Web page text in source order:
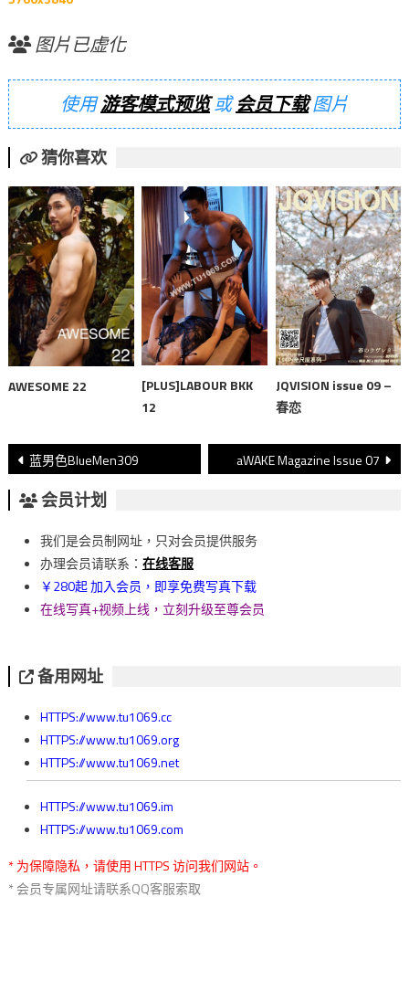
图片已虚化
使用游客模式预览或会员下载图片
猜你喜欢
AWESOME 22
[PLUS]LABOUR BKK
12
JQVISION issue 09 –
春恋
文
章
導
覽
蓝男色BlueMen309 aWAKE Magazine Issue 07
会员计划
我们是会员制网址，只对会员提供服务
办理会员请联系： 在线客服
￥280起 加入会员，即享免费写真下载
在线写真+视频上线，立刻升级至尊会员
备用网址
HTTPS://www.tu1069.cc
HTTPS://www.tu1069.org
HTTPS://www.tu1069.net
HTTPS://www.tu1069.im
HTTPS://www.tu1069.com
* 为保障隐私，请使用 HTTPS 访问我们网站。
* 会员专属网址请联系QQ客服索取